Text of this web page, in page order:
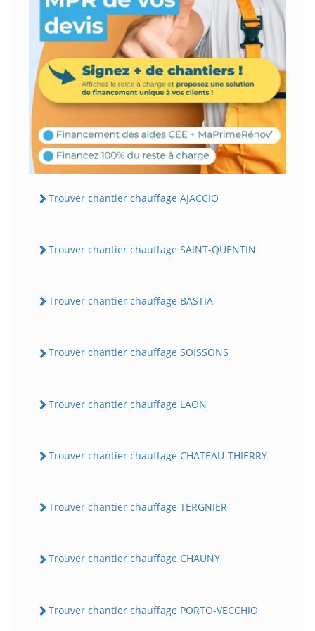
Trouver chantier chauffage AJACCIO
Trouver chantier chauffage SAINT-QUENTIN
Trouver chantier chauffage BASTIA
Trouver chantier chauffage SOISSONS
Trouver chantier chauffage LAON
Trouver chantier chauffage CHATEAU-THIERRY
Trouver chantier chauffage TERGNIER
Trouver chantier chauffage CHAUNY
Trouver chantier chauffage PORTO-VECCHIO